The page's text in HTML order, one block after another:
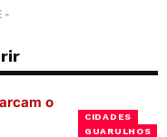
-
CIDADES
GUARULHOS
o